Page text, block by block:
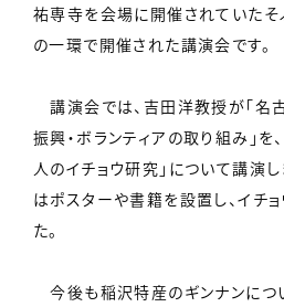
祐専寺を会場に開催されていたそ
の一環で開催された講演会です。
講演会では、吉田洋教授が「名
振興・ボランティアの取り組み」
人のイチョウ研究」について講演
はポスターや書籍を設置し、イチ
た。
今後も稲沢特産のギンナンにつ